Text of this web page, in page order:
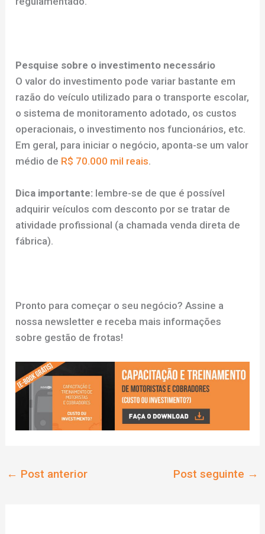
Pesquise sobre o investimento necessário
O valor do investimento pode variar bastante em
razão do veículo utilizado para o transporte escolar,
o sistema de monitoramento adotado, os custos
operacionais, o investimento nos funcionários, etc.
Em geral, para iniciar o negócio, aponta-se um valor
médio de R$ 70.000 mil reais.
Dica importante: lembre-se de que é possível
adquirir veículos com desconto por se tratar de
atividade profissional (a chamada venda direta de
fábrica).
Pronto para começar o seu negócio? Assine a
nossa newsletter e receba mais informações
sobre gestão de frotas!
← Post anterior Post seguinte →